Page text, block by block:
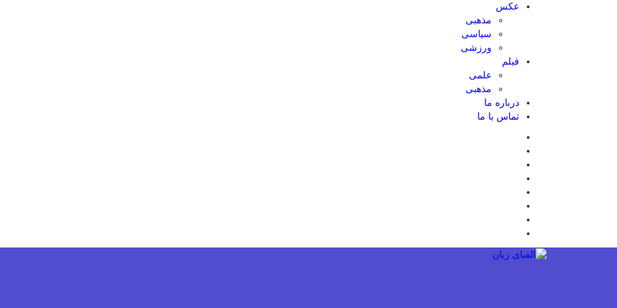
عکس
مذهبی
سیاسی
ورزشی
فیلم
علمی
مذهبی
درباره ما
تماس با ما